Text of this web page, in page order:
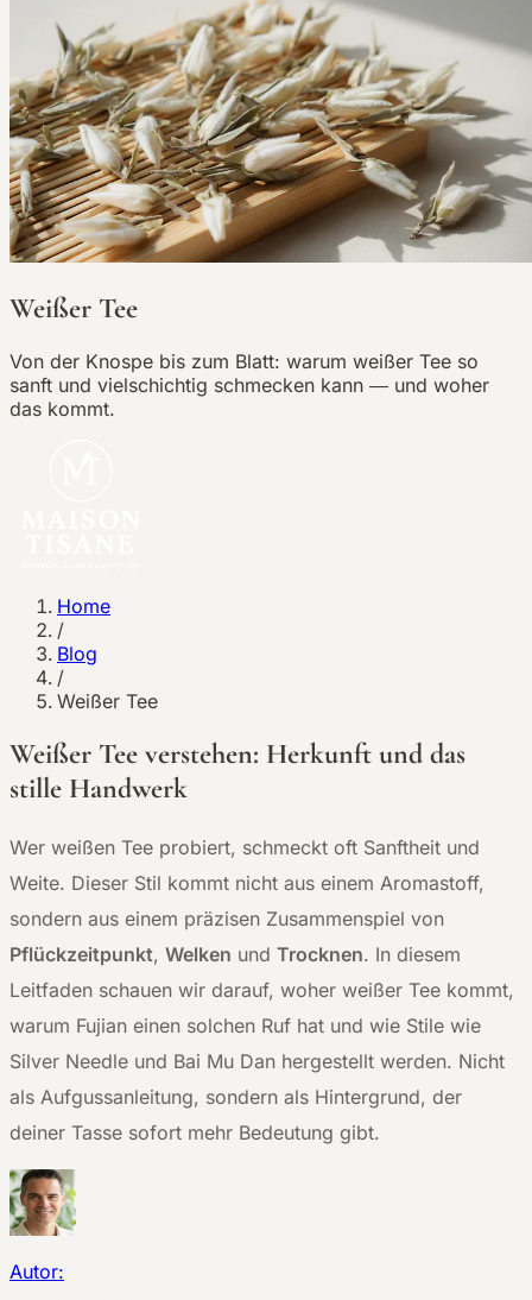
Weißer Tee
Von der Knospe bis zum Blatt: warum weißer Tee so
sanft und vielschichtig schmecken kann — und woher
das kommt.
Home
/
Blog
/
Weißer Tee
Weißer Tee verstehen: Herkunft und das
stille Handwerk
Wer weißen Tee probiert, schmeckt oft Sanftheit und
Weite. Dieser Stil kommt nicht aus einem Aromastoff,
sondern aus einem präzisen Zusammenspiel von
Pflückzeitpunkt, Welken und Trocknen. In diesem
Leitfaden schauen wir darauf, woher weißer Tee kommt,
warum Fujian einen solchen Ruf hat und wie Stile wie
Silver Needle und Bai Mu Dan hergestellt werden. Nicht
als Aufgussanleitung, sondern als Hintergrund, der
deiner Tasse sofort mehr Bedeutung gibt.
Autor: